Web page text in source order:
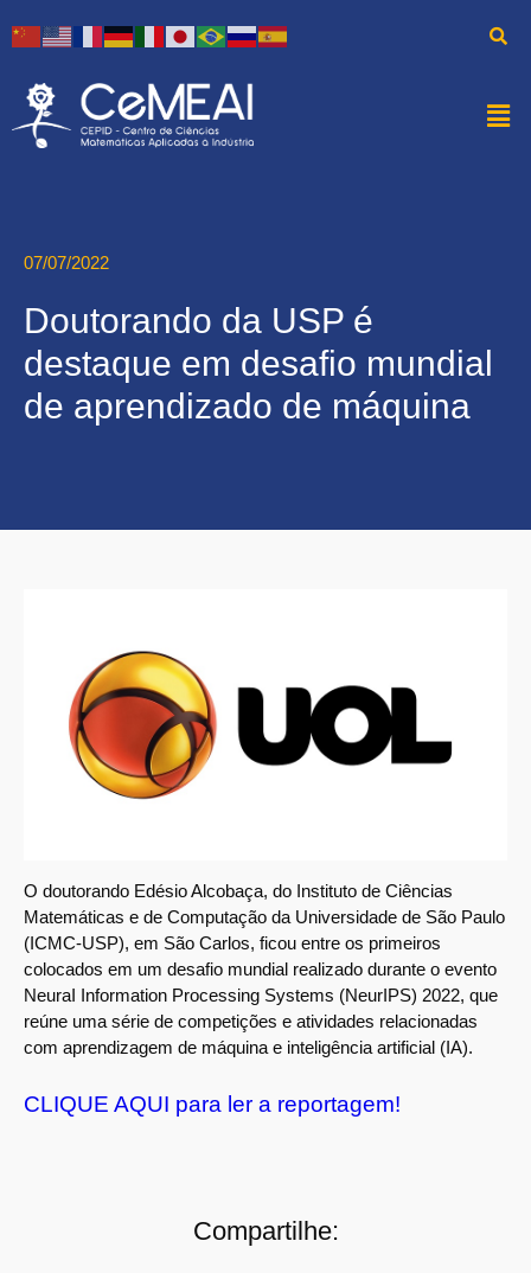
07/07/2022
Doutorando da USP é
destaque em desafio mundial
de aprendizado de máquina
O doutorando Edésio Alcobaça, do Instituto de Ciências
Matemáticas e de Computação da Universidade de São Paulo
(ICMC-USP), em São Carlos, ficou entre os primeiros
colocados em um desafio mundial realizado durante o evento
NeuraI Information Processing Systems (NeurIPS) 2022, que
reúne uma série de competições e atividades relacionadas
com aprendizagem de máquina e inteligência artificial (IA).
CLIQUE AQUI para ler a reportagem!
Compartilhe: